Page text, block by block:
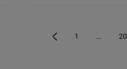
1 ... 20